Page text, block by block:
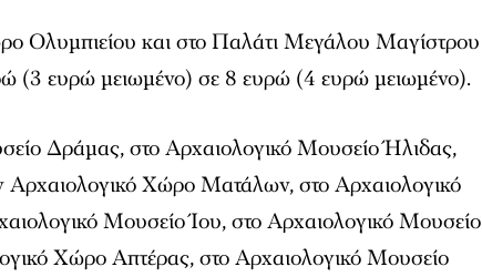
Ολυμπιείου και στο Παλάτι Μεγάλου Μαγίστρου
(3 ευρώ μειωμένο) σε 8 ευρώ (4 ευρώ μειωμένο).
Δράμας, στο Αρχαιολογικό Μουσείο Ήλιδας,
Αρχαιολογικό Χώρο Ματάλων, στο Αρχαιολογικό
Μουσείο Ίου, στο Αρχαιολογικό Μουσείο
Χώρο Απτέρας, στο Αρχαιολογικό Μουσείο